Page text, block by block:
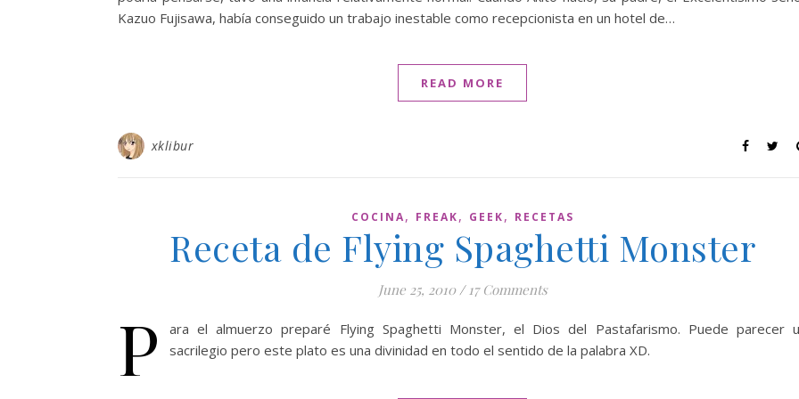
Kazuo Fujisawa, había conseguido un trabajo inestable como recepcionista en un hotel de…
READ MORE
xklibur
COCINA, FREAK, GEEK, RECETAS
Receta de Flying Spaghetti Monster
June 25, 2010 / 17 Comments
P
ara el almuerzo preparé Flying Spaghetti Monster, el Dios del Pastafarismo. Puede parecer
sacrilegio pero este plato es una divinidad en todo el sentido de la palabra XD.